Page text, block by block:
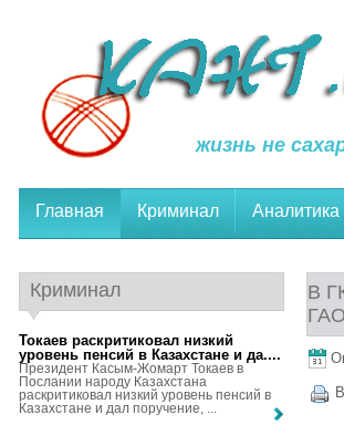
жизнь не
Главная Криминал Аналитика
В
Криминал
Токаев раскритиковал низкий
уровень пенсий в Казахстане и да....
Президент Касым-Жомарт Токаев в
Послании народу Казахстана
раскритиковал низкий уровень пенсий в
Казахстане и дал поручение, ...